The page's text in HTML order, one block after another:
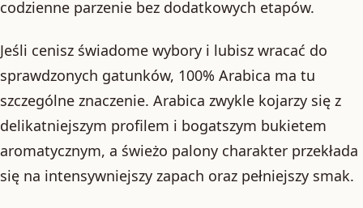
codzienne parzenie bez dodatkowych etapów.
Jeśli cenisz świadome wybory i lubisz wracać do
sprawdzonych gatunków, 100% Arabica ma tu
szczególne znaczenie. Arabica zwykle kojarzy się z
delikatniejszym profilem i bogatszym bukietem
aromatycznym, a świeżo palony charakter przekłada
się na intensywniejszy zapach oraz pełniejszy smak.